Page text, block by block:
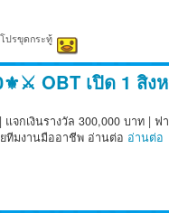
ปรขุดกระทู้
OBT เปิด 1 สิง
แจกเงินรางวัล 300,000 บาท |
ทีมงานมืออาชีพ อ่านต่อ อ่านต่อ